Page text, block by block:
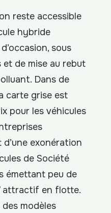
reste accessible
hybride
sous
de mise au rebut
Dans de
carte grise est
pour les véhicules
exonération
de Société
émettant peu de
attractif en flotte.
modèles